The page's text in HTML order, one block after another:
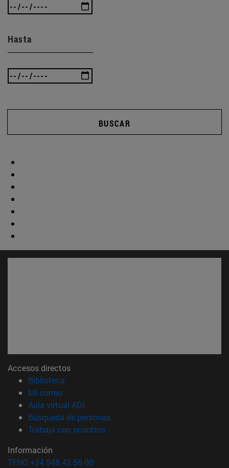
Hasta
BUSCAR
Accesos directos
Biblioteca
Mi correo(abre en nueva ventana)
Aula virtual ADI
Búsqueda de personas(abre en nueva ventana)
Trabaja con nosotros(abre en nueva ventana)
Información
TFNO +34 948 42 56 00